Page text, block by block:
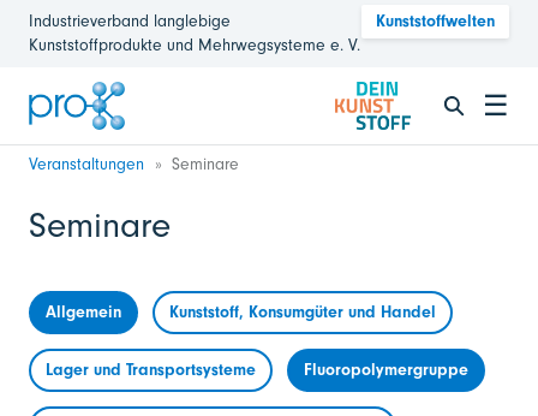
Industrieverband langlebige
Kunststoffprodukte und Mehrwegsysteme e. V.
Kunststoffwelten
☰
Veranstaltungen Seminare
Seminare
Allgemein Kunststoff, Konsumgüter und Handel
Lager und Transportsysteme Fluoropolymergruppe